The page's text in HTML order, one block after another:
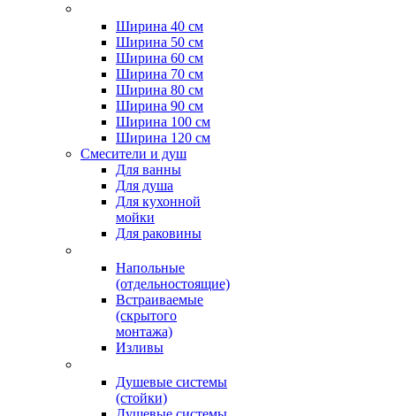
Ширина 40 см
Ширина 50 см
Ширина 60 см
Ширина 70 см
Ширина 80 см
Ширина 90 см
Ширина 100 см
Ширина 120 см
Смесители и душ
Для ванны
Для душа
Для кухонной
мойки
Для раковины
Напольные
(отдельностоящие)
Встраиваемые
(скрытого
монтажа)
Изливы
Душевые системы
(стойки)